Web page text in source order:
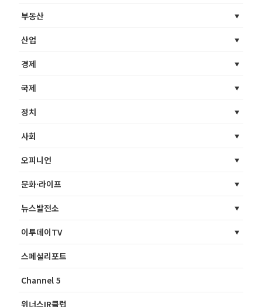
부동산
산업
경제
국제
정치
사회
오피니언
문화·라이프
뉴스발전소
이투데이TV
스페셜리포트
Channel 5
위너스IR클럽